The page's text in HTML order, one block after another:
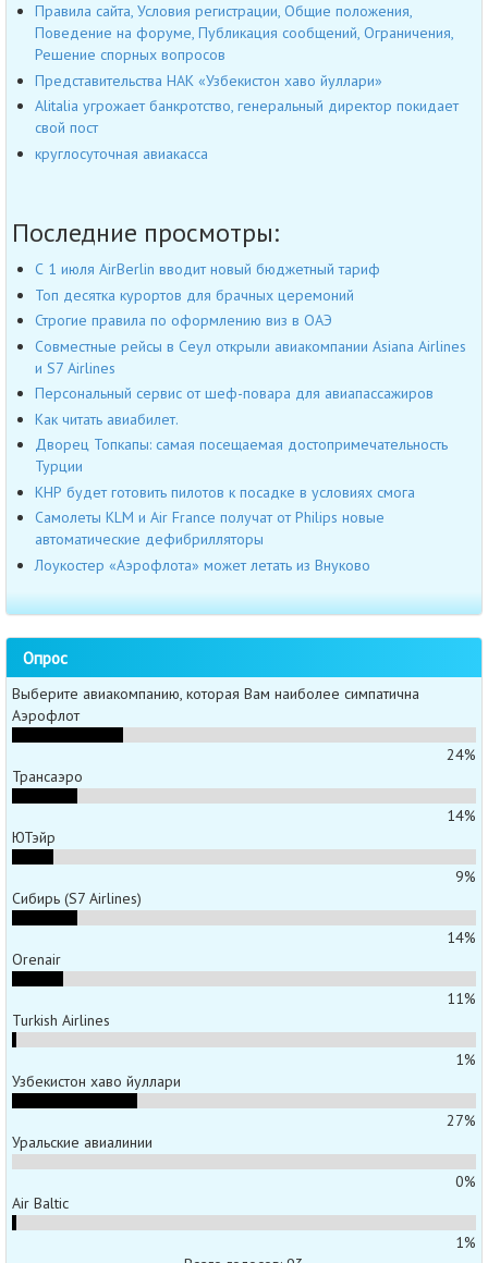
Правила сайта, Условия регистрации, Общие положения,
Поведение на форуме, Публикация сообщений, Ограничения,
Решение спорных вопросов
Представительства НАК «Узбекистон хаво йуллари»
Alitalia угрожает банкротство, генеральный директор покидает
свой пост
круглосуточная авиакасса
Последние просмотры:
С 1 июля AirBerlin вводит новый бюджетный тариф
Топ десятка курортов для брачных церемоний
Строгие правила по оформлению виз в ОАЭ
Совместные рейсы в Сеул открыли авиакомпании Asiana Airlines
и S7 Airlines
Персональный сервис от шеф-повара для авиапассажиров
Как читать авиабилет.
Дворец Топкапы: самая посещаемая достопримечательность
Турции
КНР будет готовить пилотов к посадке в условиях смога
Самолеты KLM и Air France получат от Philips новые
автоматические дефибрилляторы
Лоукостер «Аэрофлота» может летать из Внуково
Опрос
Выберите авиакомпанию, которая Вам наиболее симпатична
Аэрофлот
24%
Трансаэро
14%
ЮТэйр
9%
Сибирь (S7 Airlines)
14%
Orenair
11%
Turkish Airlines
1%
Узбекистон хаво йуллари
27%
Уральские авиалинии
0%
Air Baltic
1%